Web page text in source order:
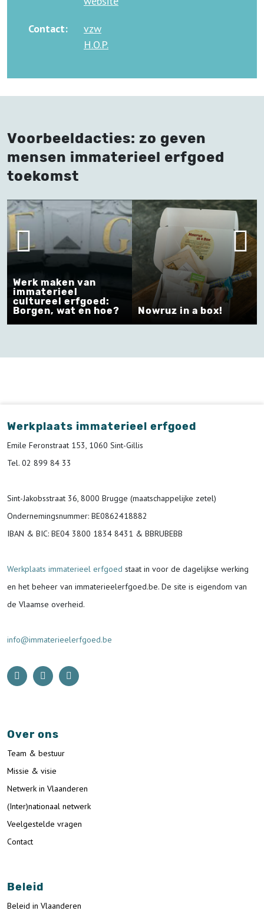
Contact:
vzw
H.O.P.
Voorbeeldacties: zo geven
mensen immaterieel erfgoed
toekomst
Werk maken van
immaterieel
cultureel erfgoed:
Borgen, wat en hoe?
Nowruz in a box!
Werkplaats immaterieel erfgoed
Emile Feronstraat 153, 1060 Sint-Gillis
Tel. 02 899 84 33
Sint-Jakobsstraat 36, 8000 Brugge (maatschappelijke zetel)
Ondernemingsnummer: BE0862418882
IBAN & BIC: BE04 3800 1834 8431 & BBRUBEBB
Werkplaats immaterieel erfgoed staat in voor de dagelijkse werking
en het beheer van immaterieelerfgoed.be. De site is eigendom van
de Vlaamse overheid.
info@immaterieelerfgoed.be
Over ons
Team & bestuur
Missie & visie
Netwerk in Vlaanderen
(Inter)nationaal netwerk
Veelgestelde vragen
Contact
Beleid
Beleid in Vlaanderen